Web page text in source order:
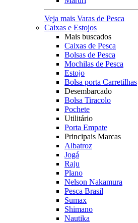
Veja mais Varas de Pesca
Caixas e Estojos
Mais buscados
Caixas de Pesca
Bolsas de Pesca
Mochilas de Pesca
Estojo
Bolsa porta Carretilhas
Desembarcado
Bolsa Tiracolo
Pochete
Utilitário
Porta Empate
Principais Marcas
Albatroz
Jogá
Raju
Plano
Nelson Nakamura
Pesca Brasil
Sumax
Shimano
Nautika